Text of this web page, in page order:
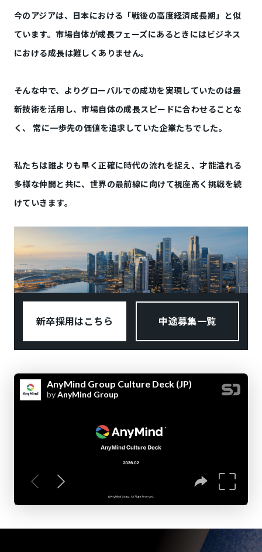
今のアジアは、日本における「戦後の高度経済成長期」と似
ています。市場自体が成長フェーズにあるときにはビジネス
における成長は難しくありません。
そんな中で、よりグローバルでの成功を実現していたのは最
新技術を活用し、市場自体の成長スピードに合わせることな
く、 常に一歩先の価値を追求していた企業たちでした。
私たちは誰よりも早く正確に時代の流れを捉え、才能溢れる
多様な仲間と共に、世界の最前線に向けて視座高く挑戦を続
けていきます。
新卒採用はこちら 中途募集一覧